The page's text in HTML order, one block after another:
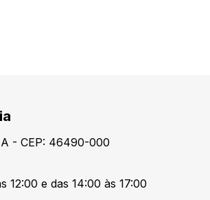
- CEP: 46490-000
12:00 e das 14:00 às 17:00